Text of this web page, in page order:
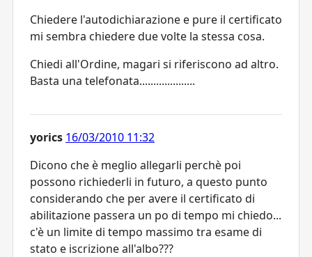
Chiedere l'autodichiarazione e pure il certificato
mi sembra chiedere due volte la stessa cosa.
Chiedi all'Ordine, magari si riferiscono ad altro.
Basta una telefonata....................
yorics 16/03/2010 11:32
Dicono che è meglio allegarli perchè poi
possono richiederli in futuro, a questo punto
considerando che per avere il certificato di
abilitazione passera un po di tempo mi chiedo...
c'è un limite di tempo massimo tra esame di
stato e iscrizione all'albo???